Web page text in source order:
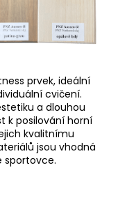
prvek, ideální
cvičení.
a dlouhou
k posilování horní
kvalitnímu
jsou vhodná
sportovce.